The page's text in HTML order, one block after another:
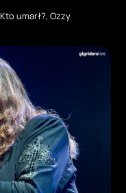
Kto umarł?,Ozzy